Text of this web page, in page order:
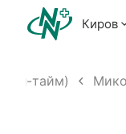
Киров
тайм)